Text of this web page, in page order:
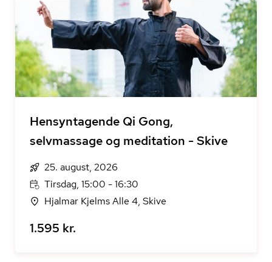
Hensyntagende Qi Gong,
selvmassage og meditation - Skive
25. august, 2026
Tirsdag, 15:00 - 16:30
Hjalmar Kjelms Alle 4, Skive
1.595 kr.